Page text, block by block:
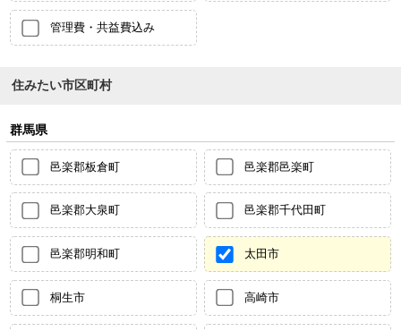
管理費・共益費込み
住みたい市区町村
群馬県
邑楽郡板倉町 邑楽郡邑楽町
邑楽郡大泉町 邑楽郡千代田町
邑楽郡明和町 太田市
桐生市 高崎市